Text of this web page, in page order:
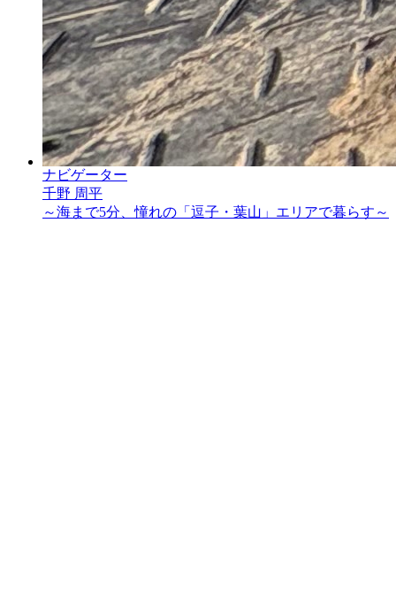
ナビゲーター
千野 周平
～海まで5分、憧れの「逗子・葉山」エリアで暮らす～